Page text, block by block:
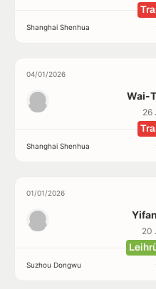
Shanghai Shenhua
04/01/2026
Wai-
26
Shanghai Shenhua
01/01/2026
20
Suzhou Dongwu